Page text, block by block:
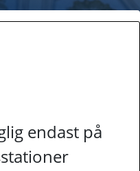
endast på